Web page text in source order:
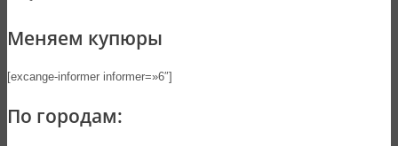
Меняем купюры
[excange-informer informer=»6″]
По городам: